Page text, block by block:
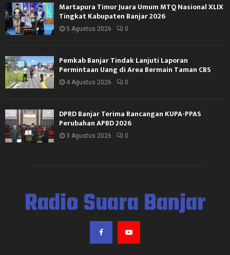
Martapura Timur Juara Umum MTQ Nasional XLIX
Tingkat Kabupaten Banjar 2026
5 Agustus 2026 0
Pemkab Banjar Tindak Lanjuti Laporan
Permintaan Uang di Area Bermain Taman CBS
4 Agustus 2026 0
DPRD Banjar Terima Rancangan KUPA-PPAS
Perubahan APBD 2026
3 Agustus 2026 0
Radio Suara Banjar